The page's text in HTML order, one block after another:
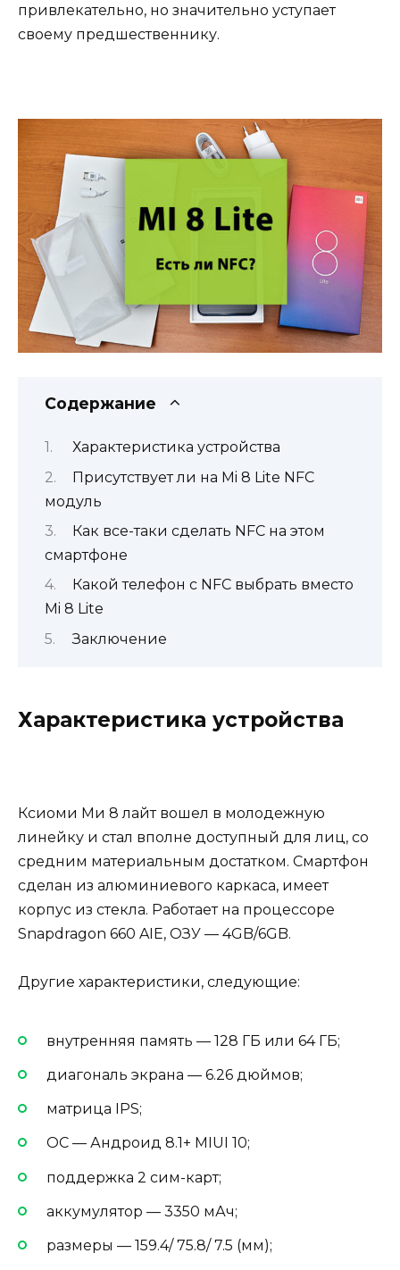
привлекательно, но значительно уступает
своему предшественнику.
Содержание
Характеристика устройства
Присутствует ли на Mi 8 Lite NFC
модуль
Как все-таки сделать NFC на этом
смартфоне
Какой телефон с NFC выбрать вместо
Mi 8 Lite
Заключение
Характеристика устройства
Ксиоми Ми 8 лайт вошел в молодежную
линейку и стал вполне доступный для лиц, со
средним материальным достатком. Смартфон
сделан из алюминиевого каркаса, имеет
корпус из стекла. Работает на процессоре
Snapdragon 660 AIE, ОЗУ — 4GB/6GB.
Другие характеристики, следующие:
внутренняя память — 128 ГБ или 64 ГБ;
диагональ экрана — 6.26 дюймов;
матрица IPS;
ОС — Андроид 8.1+ MIUI 10;
поддержка 2 сим-карт;
аккумулятор — 3350 мАч;
размеры — 159.4/ 75.8/ 7.5 (мм);